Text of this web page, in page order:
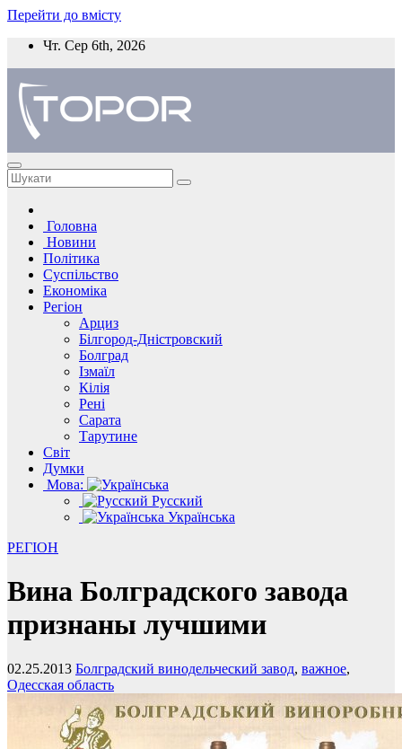
Перейти до вмісту
Чт. Сер 6th, 2026
Головна
Новини
Політика
Суспільство
Економіка
Регіон
Арциз
Білгород-Дністровский
Болград
Ізмаїл
Кілія
Рені
Сарата
Тарутине
Світ
Думки
Мова:
Русский
Українська
РЕГІОН
Вина Болградского завода
признаны лучшими
02.25.2013 Болградский винодельческий завод, важное,
Одесская область